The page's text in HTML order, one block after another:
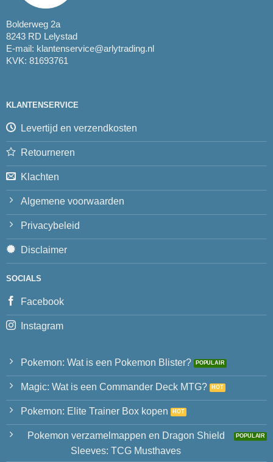
Bolderweg 2a
8243 RD Lelystad
E-mail: klantenservice@arlytrading.nl
KVK: 81693761
KLANTENSERVICE
Levertijd en verzendkosten
Retourneren
Klachten
Algemene voorwaarden
Privacybeleid
Disclaimer
SOCIALS
Facebook
Instagram
Pokemon: Wat is een Pokemon Blister?
Magic: Wat is een Commander Deck MTG?
Pokemon: Elite Trainer Box kopen
Pokemon verzamelmappen en Dragon Shield
Sleeves: TCG Musthaves